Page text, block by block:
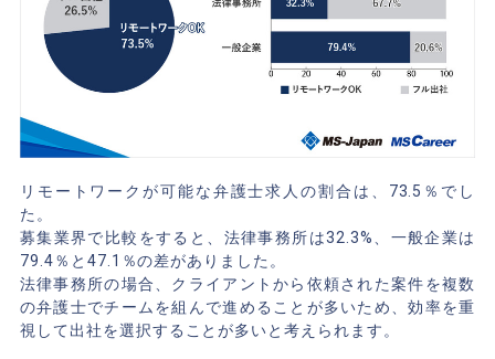
リモートワークが可能な弁護士求人の割合は、73.5％でし
た。
募集業界で比較をすると、法律事務所は32.3%、一般企業は
79.4％と47.1％の差がありました。
法律事務所の場合、クライアントから依頼された案件を複数
の弁護士でチームを組んで進めることが多いため、効率を重
視して出社を選択することが多いと考えられます。